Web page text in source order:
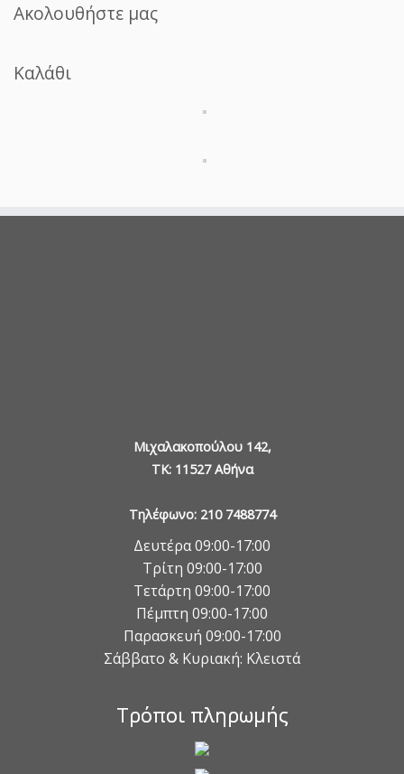
Ακολουθήστε μας
Καλάθι
Μιχαλακοπούλου 142,
TK: 11527 Αθήνα
Τηλέφωνο: 210 7488774
Δευτέρα 09:00-17:00
Τρίτη 09:00-17:00
Τετάρτη 09:00-17:00
Πέμπτη 09:00-17:00
Παρασκευή 09:00-17:00
Σάββατο & Κυριακή: Κλειστά
Τρόποι πληρωμής